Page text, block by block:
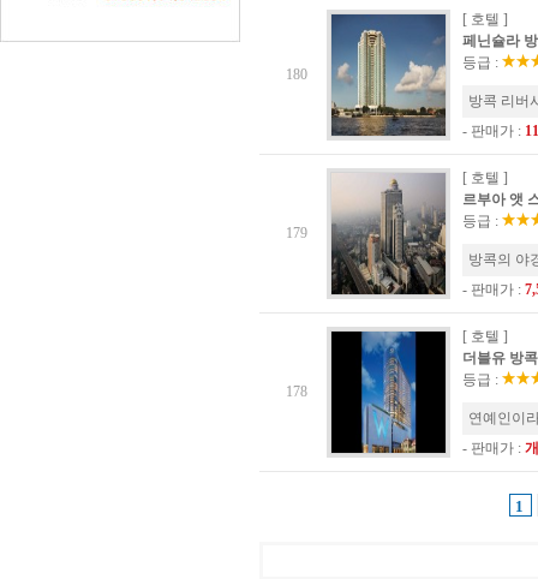
180
[ 호텔 ]
페닌슐라
등급 :
방콕 리버
- 판매가 :
179
[ 호텔 ]
르부아 앳
등급 :
방콕의 야
- 판매가 :
178
[ 호텔 ]
더블유 방
등급 :
연예인이
- 판매가 :
1